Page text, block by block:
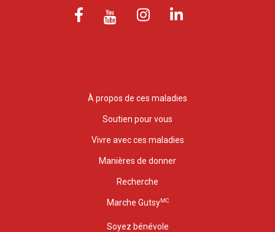
À propos de ces maladies
Soutien pour vous
Vivre avec ces maladies
Manières de donner
Recherche
Marche GutsyMC
Soyez bénévole